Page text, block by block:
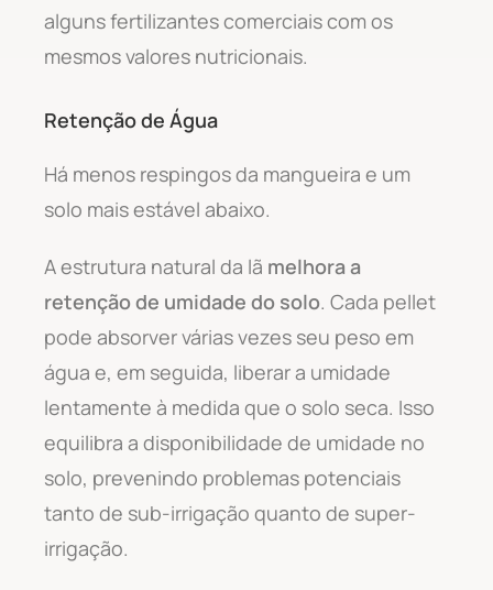
alguns fertilizantes comerciais com os
mesmos valores nutricionais.
Retenção de Água
Há menos respingos da mangueira e um
solo mais estável abaixo.
A estrutura natural da lã melhora a
retenção de umidade do solo. Cada pellet
pode absorver várias vezes seu peso em
água e, em seguida, liberar a umidade
lentamente à medida que o solo seca. Isso
equilibra a disponibilidade de umidade no
solo, prevenindo problemas potenciais
tanto de sub-irrigação quanto de super-
irrigação.